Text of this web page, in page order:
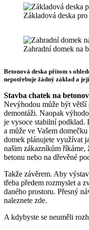
Základová deska
Zahradní domek na
Betonová deska přitom s
nepotřebuje žádný základ a
Stavba chatek na
Nevýhodou může být větší
demontáži. Naopak
je vysoce stabilní podklad.
a může ve Vašem
domek plánujete využívat
našim zákazníkům říkáme,
betonu nebo na dřevěné
Takže závěrem. Aby
třeba předem rozmyslet a
daného prostoru. Přesný
naleznete zde.
A kdybyste se neuměli